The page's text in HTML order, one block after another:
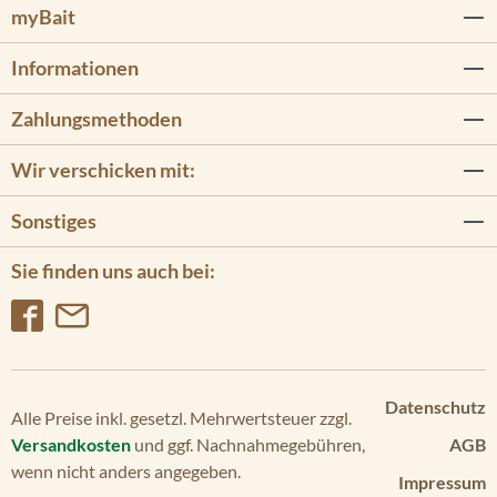
11
2
rD
e/
45
lb/
12
V/
va
Po
we
myBait
Informationen
Sie finden uns auch bei:
Zahlungsmethoden
Wir verschicken mit:
Sonstiges
Datenschutz
AGB
Impressum
Alle Preise inkl. gesetzl. Mehrwertsteuer zzgl.
Versandkosten und ggf. Nachnahmegebühren,
wenn nicht anders angegeben.